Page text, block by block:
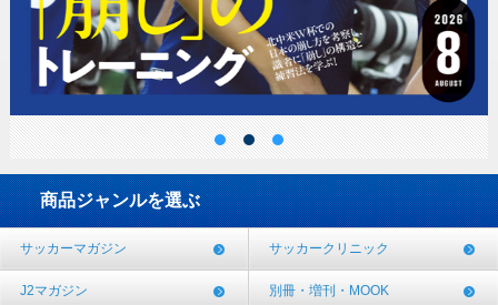
商品ジャンルを選ぶ
サッカーマガジン サッカークリニック
J2マガジン 別冊・増刊・MOOK